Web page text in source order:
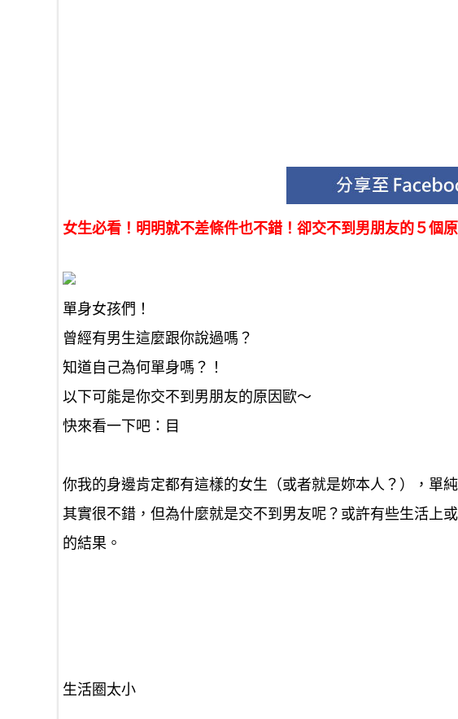
女生必看！明明就不差條件也不錯！卻交不到男朋友的５個
單身女孩們！
曾經有男生這麼跟你說過嗎？
知道自己為何單身嗎？！
以下可能是你交不到男朋友的原因歐～
快來看一下吧：目
你我的身邊肯定都有這樣的女生（或者就是妳本人？），單
其實很不錯，但為什麼就是交不到男友呢？或許有些生活上
的結果。
生活圈太小